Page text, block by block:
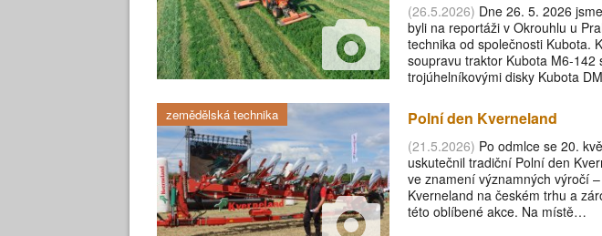
(26.5.2026) Dne 26. 5. 2026
byli na reportáži v Okrouhlu u
technika od společnosti Kubota.
soupravu traktor Kubota M6-142
trojúhelníkovými disky Kubota
zemědělská technika Polní den Kverneland
(21.5.2026) Po odmlce se 20.
uskutečnil tradiční Polní den
ve znamení významných výročí
Kverneland na českém trhu a
této oblíbené akce. Na místě…